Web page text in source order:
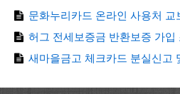
문화누리카드 온라인 사용처 교
허그 전세보증금 반환보증 가입
새마을금고 체크카드 분실신고